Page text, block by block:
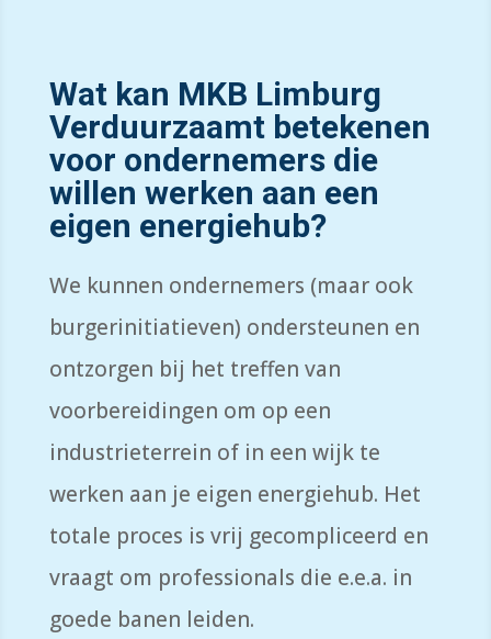
Wat kan MKB Limburg
Verduurzaamt betekenen
voor ondernemers die
willen werken aan een
eigen energiehub?
We kunnen ondernemers (maar ook
burgerinitiatieven) ondersteunen en
ontzorgen bij het treffen van
voorbereidingen om op een
industrieterrein of in een wijk te
werken aan je eigen energiehub. Het
totale proces is vrij gecompliceerd en
vraagt om professionals die e.e.a. in
goede banen leiden.